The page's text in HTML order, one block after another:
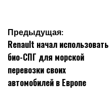
Навигация
по
записям
Предыдущая:
Renault начал использовать
био-СПГ для морской
перевозки своих
автомобилей в Европе